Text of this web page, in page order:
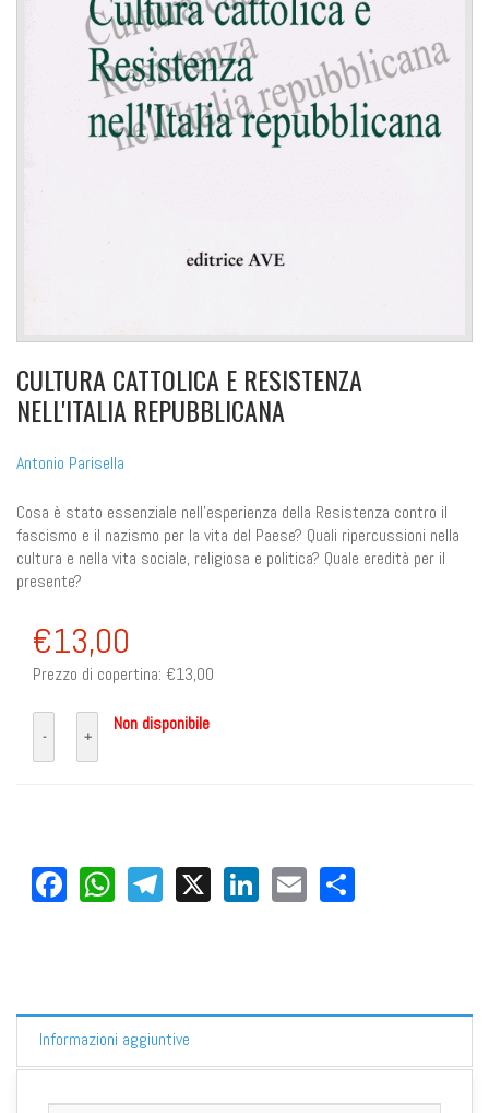
CULTURA CATTOLICA E RESISTENZA
NELL'ITALIA REPUBBLICANA
Antonio Parisella
Cosa è stato essenziale nell’esperienza della Resistenza contro il
fascismo e il nazismo per la vita del Paese? Quali ripercussioni nella
cultura e nella vita sociale, religiosa e politica? Quale eredità per il
presente?
€13,00
Prezzo di copertina: €13,00
Non disponibile
Facebook
WhatsApp
Telegram
X LinkedIn
Email
Informazioni aggiuntive